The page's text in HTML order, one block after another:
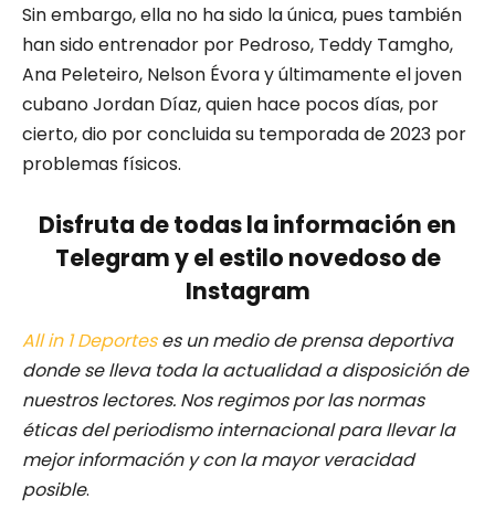
Sin embargo, ella no ha sido la única, pues también
han sido entrenador por Pedroso, Teddy Tamgho,
Ana Peleteiro, Nelson Évora y últimamente el joven
cubano Jordan Díaz, quien hace pocos días, por
cierto, dio por concluida su temporada de 2023 por
problemas físicos.
Disfruta de todas la información en
Telegram y el estilo novedoso de
Instagram
All in 1 Deporteses un medio de prensa deportiva
donde se lleva toda la actualidad a disposición de
nuestros lectores. Nos regimos por las normas
éticas del periodismo internacional para llevar la
mejor información y con la mayor veracidad
posible.